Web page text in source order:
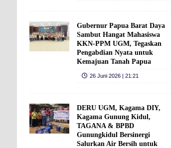
Gubernur Papua Barat Daya
Sambut Hangat Mahasiswa
KKN-PPM UGM, Tegaskan
Pengabdian Nyata untuk
Kemajuan Tanah Papua
26 Juni 2026 | 21:21
DERU UGM, Kagama DIY,
Kagama Gunung Kidul,
TAGANA & BPBD
Gunungkidul Bersinergi
Salurkan Air Bersih untuk